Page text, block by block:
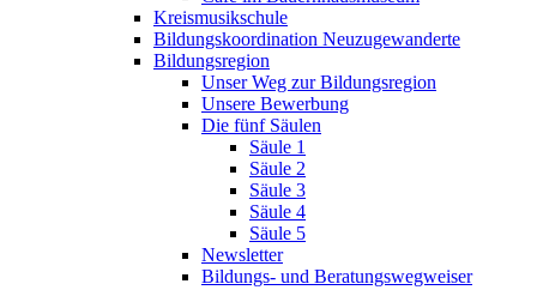
Kreismusikschule
Bildungskoordination Neuzugewanderte
Bildungsregion
Unser Weg zur Bildungsregion
Unsere Bewerbung
Die fünf Säulen
Säule 1
Säule 2
Säule 3
Säule 4
Säule 5
Newsletter
Bildungs- und Beratungswegweiser